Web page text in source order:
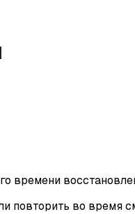
времени
повторить во время